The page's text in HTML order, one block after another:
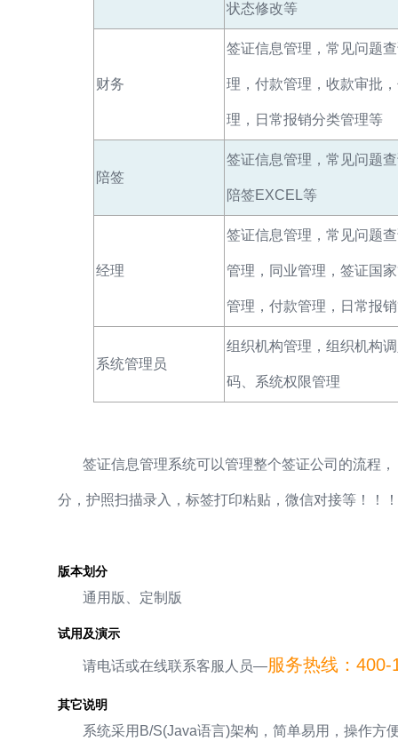
状态修改等
财务
签证信息管理，常见问题
理，付款管理，收款审批
理，日常报销分类管理等
陪签
签证信息管理，常见问题
陪签EXCEL等
经理
签证信息管理，常见问题
管理，同业管理，签证国
管理，付款管理，日常报
系统管理员
组织机构管理，组织机构
码、系统权限管理
签证信息管理系统可以管理整个签证公司的流程
分，护照扫描录入，标签打印粘贴，微信对接等！！
版本划分
通用版、定制版
试用及演示
请电话或在线联系客服人员—服务热线：400-
其它说明
系统采用B/S(Java语言)架构，简单易用，操作方